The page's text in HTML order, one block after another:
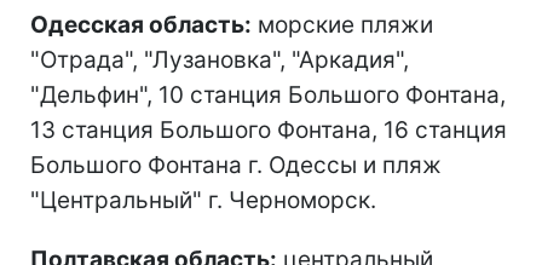
Одесская область: морские пляжи
"Отрада", "Лузановка", "Аркадия",
"Дельфин", 10 станция Большого Фонтана,
13 станция Большого Фонтана, 16 станция
Большого Фонтана г. Одессы и пляж
"Центральный" г. Черноморск.
Полтавская область: центральный